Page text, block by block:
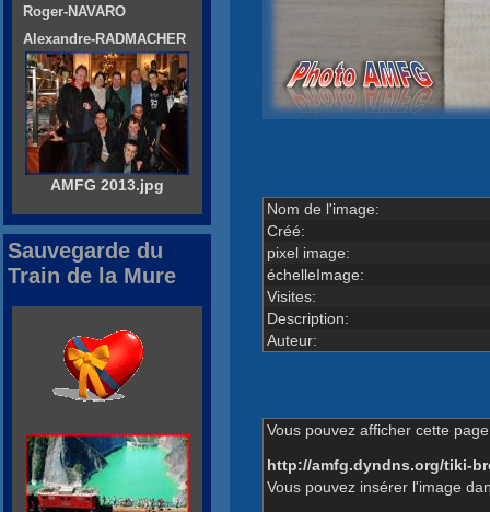
Nom de l'image:
Créé:
pixel image:
échelleImage:
Visites:
Description:
Auteur:
Vous pouvez afficher cette
http://amfg.dyndns.org/tiki-
Vous pouvez insérer l'image
Roger-NAVARO
Alexandre-RADMACHER
AMFG 2013.jpg
Sauvegarde du
Train de la Mure